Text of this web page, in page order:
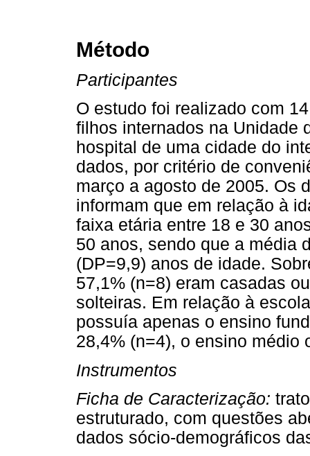
Método
Participantes
O estudo foi realizado com
filhos internados na Unidade
hospital de uma cidade do
dados, por critério de
março a agosto de 2005. Os
informam que em relação à
faixa etária entre 18 e 30
50 anos, sendo que a média
(DP=9,9) anos de idade.
57,1% (n=8) eram casadas
solteiras. Em relação à
possuía apenas o ensino
28,4% (n=4), o ensino médio
Instrumentos
Ficha de Caracterização:
estruturado, com questões
dados sócio-demográficos